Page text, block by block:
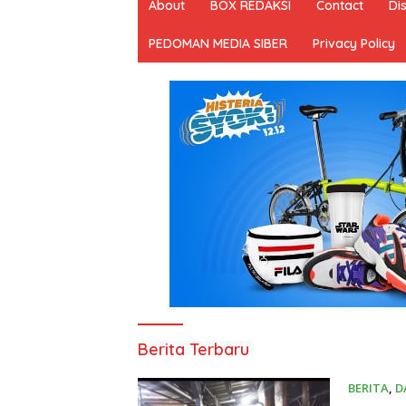
About BOX REDAKSI Contact
PEDOMAN MEDIA SIBER Privacy Policy
Ulasan
Berita Terbaru
BERITA,